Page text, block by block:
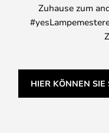
Zuhause zum
HIER KÖNNEN SIE